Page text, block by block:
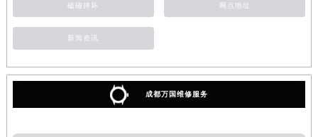
磕碰摔坏 网点地址
新闻资讯
成都万国维修服务